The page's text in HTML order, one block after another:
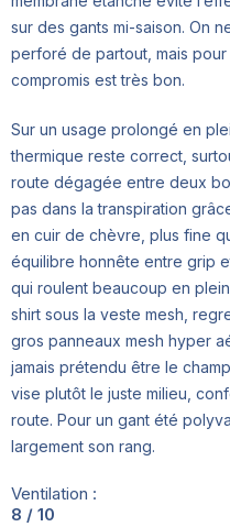
sur des gants mi-saison. On
perforé de partout, mais
compromis est très bon.
Sur un usage prolongé en
thermique reste correct,
route dégagée entre deux
pas dans la transpiration
en cuir de chèvre, plus fine
équilibre honnête entre grip
qui roulent beaucoup en
shirt sous la veste mesh,
gros panneaux mesh hyper
jamais prétendu être le
vise plutôt le juste milieu,
route. Pour un gant été
largement son rang.
Ventilation :
8 / 10